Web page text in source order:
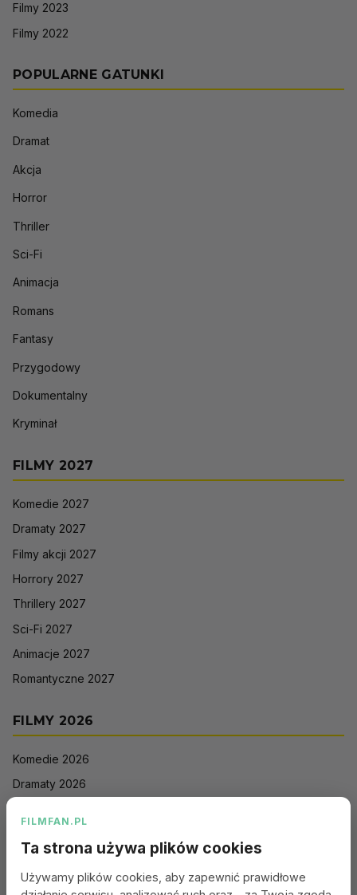
Filmy 2023
Filmy 2022
POPULARNE GATUNKI
Komedia
Dramat
Akcja
Horror
Thriller
Sci-Fi
Animacja
Romans
Fantasy
Przygodowy
Dokumentalny
Kryminał
FILMY 2027
Komedie 2027
Dramaty 2027
Filmy akcji 2027
Horrory 2027
Thrillery 2027
Sci-Fi 2027
Animacje 2027
Romantyczne 2027
FILMY 2026
Komedie 2026
Dramaty 2026
Sci-Fi 2026
FILMFAN.PL
Ta strona używa plików cookies
Używamy plików cookies, aby zapewnić prawidłowe